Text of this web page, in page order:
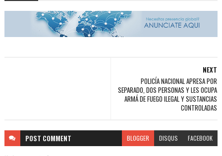
NEXT
POLICÍA NACIONAL APRESA POR
SEPARADO, DOS PERSONAS Y LES OCUPA
ARMÁ DE FUEGO ILEGAL Y SUSTANCIAS
CONTROLADAS
POST COMMENT BLOGGER DISQUS FACEBOOK